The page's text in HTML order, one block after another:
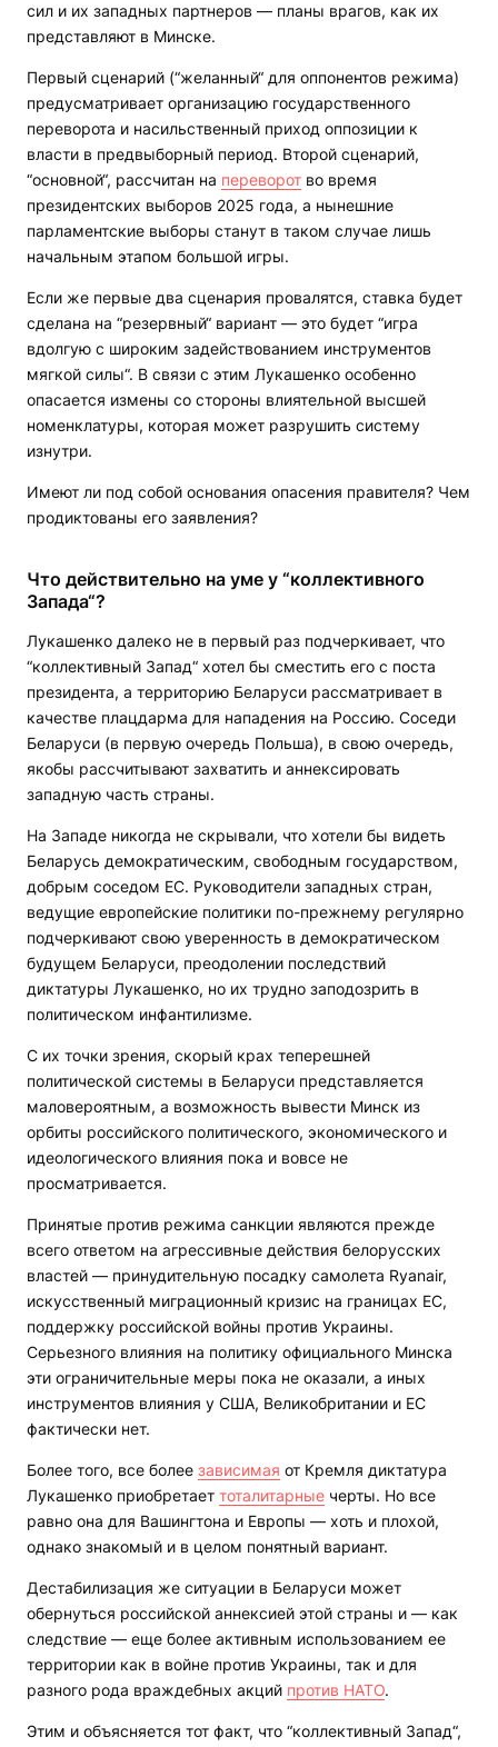
сил и их западных партнеров — планы врагов, как их
представляют в Минске.
Первый сценарий (“желанный“ для оппонентов режима)
предусматривает организацию государственного
переворота и насильственный приход оппозиции к
власти в предвыборный период. Второй сценарий,
“основной“, рассчитан на переворот во время
президентских выборов 2025 года, а нынешние
парламентские выборы станут в таком случае лишь
начальным этапом большой игры.
Если же первые два сценария провалятся, ставка будет
сделана на “резервный“ вариант — это будет “игра
вдолгую с широким задействованием инструментов
мягкой силы“. В связи с этим Лукашенко особенно
опасается измены со стороны влиятельной высшей
номенклатуры, которая может разрушить систему
изнутри.
Имеют ли под собой основания опасения правителя? Чем
продиктованы его заявления?
Что действительно на уме у “коллективного
Запада“?
Лукашенко далеко не в первый раз подчеркивает, что
“коллективный Запад“ хотел бы сместить его с поста
президента, а территорию Беларуси рассматривает в
качестве плацдарма для нападения на Россию. Соседи
Беларуси (в первую очередь Польша), в свою очередь,
якобы рассчитывают захватить и аннексировать
западную часть страны.
На Западе никогда не скрывали, что хотели бы видеть
Беларусь демократическим, свободным государством,
добрым соседом ЕС. Руководители западных стран,
ведущие европейские политики по-прежнему регулярно
подчеркивают свою уверенность в демократическом
будущем Беларуси, преодолении последствий
диктатуры Лукашенко, но их трудно заподозрить в
политическом инфантилизме.
С их точки зрения, скорый крах теперешней
политической системы в Беларуси представляется
маловероятным, а возможность вывести Минск из
орбиты российского политического, экономического и
идеологического влияния пока и вовсе не
просматривается.
Принятые против режима санкции являются прежде
всего ответом на агрессивные действия белорусских
властей — принудительную посадку самолета Ryanair,
искусственный миграционный кризис на границах ЕС,
поддержку российской войны против Украины.
Серьезного влияния на политику официального Минска
эти ограничительные меры пока не оказали, а иных
инструментов влияния у США, Великобритании и ЕС
фактически нет.
Более того, все более зависимая от Кремля диктатура
Лукашенко приобретает тоталитарные черты. Но все
равно она для Вашингтона и Европы — хоть и плохой,
однако знакомый и в целом понятный вариант.
Дестабилизация же ситуации в Беларуси может
обернуться российской аннексией этой страны и — как
следствие — еще более активным использованием ее
территории как в войне против Украины, так и для
разного рода враждебных акций против НАТО.
Этим и объясняется тот факт, что “коллективный Запад“,